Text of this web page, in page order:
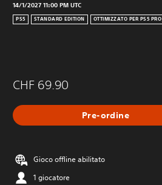
14/1/2027 11:00 PM UTC
PS5 STANDARD EDITION OTTIMIZZATO PER PS5 PRO
CHF 69.90
Pre-ordine
Gioco offline abilitato
1 giocatore